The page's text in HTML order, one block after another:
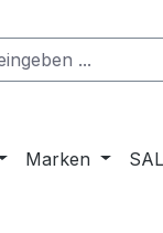
Marken